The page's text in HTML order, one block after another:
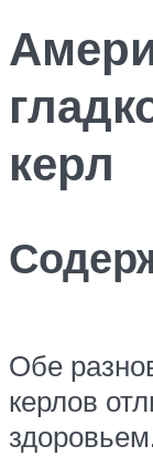
керл
Обе
керлов